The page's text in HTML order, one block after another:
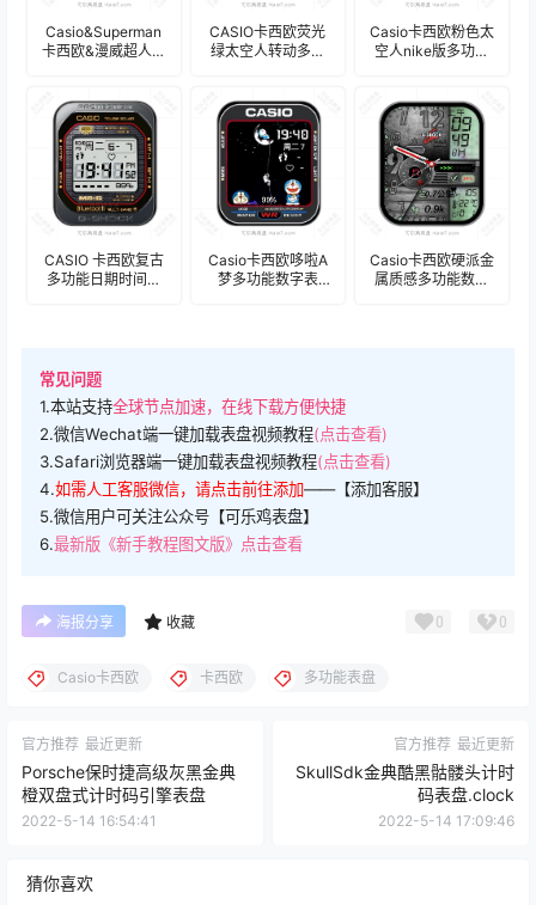
Casio&Superman
卡西欧&漫威超人联
CASIO卡西欧荧光
绿太空人转动多功
Casio卡西欧粉色太
空人nike版多功能
CASIO 卡西欧复古
多功能日期时间表
Casio卡西欧哆啦A
梦多功能数字表
Casio卡西欧硬派金
属质感多功能数字
常见问题
1.本站支持全球节点加速，在线下载方便快捷
2.微信Wechat端一键加载表盘视频教程(点击查看)
3.Safari浏览器端一键加载表盘视频教程(点击查看)
4.如需人工客服微信，请点击前往添加——【添加客服】
5.微信用户可关注公众号【可乐鸡表盘】
6.最新版《新手教程图文版》点击查看
海报分享 收藏 0 0
Casio卡西欧 卡西欧 多功能表盘
官方推荐 最近更新
Porsche保时捷高级灰黑金典
橙双盘式计时码引擎表盘
2022-5-14 16:54:41
官方推荐 最近更新
SkullSdk金典酷黑骷髅头计时
码表盘.clock
2022-5-14 17:09:46
猜你喜欢